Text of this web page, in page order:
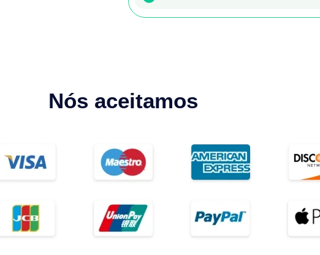
Nós aceitamos